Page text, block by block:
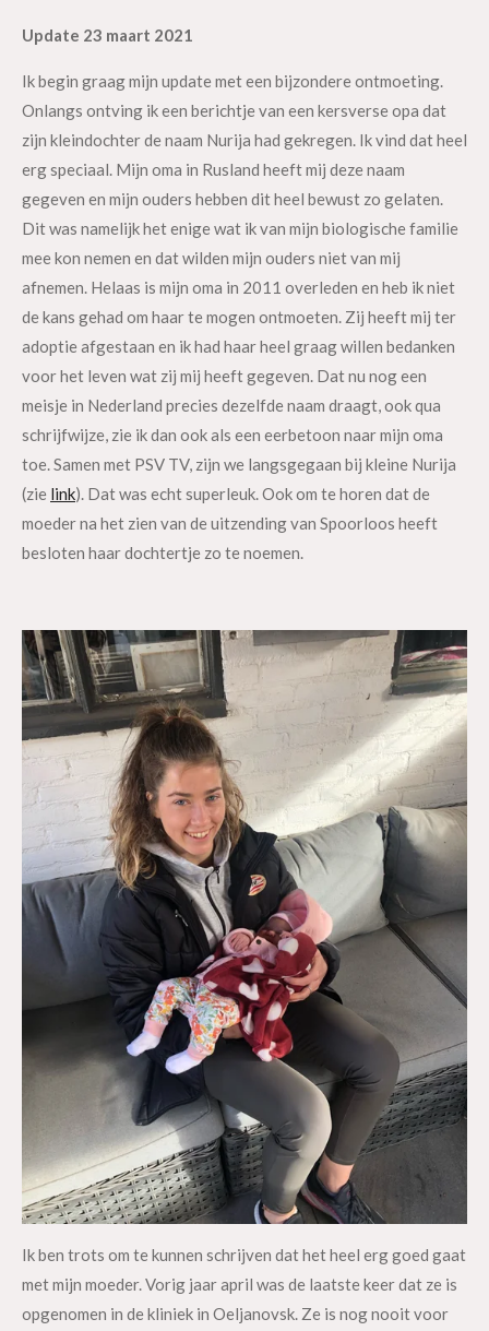
Update 23 maart 2021
Ik begin graag mijn update met een bijzondere ontmoeting.
Onlangs ontving ik een berichtje van een kersverse opa dat
zijn kleindochter de naam Nurija had gekregen. Ik vind dat heel
erg speciaal. Mijn oma in Rusland heeft mij deze naam
gegeven en mijn ouders hebben dit heel bewust zo gelaten.
Dit was namelijk het enige wat ik van mijn biologische familie
mee kon nemen en dat wilden mijn ouders niet van mij
afnemen. Helaas is mijn oma in 2011 overleden en heb ik niet
de kans gehad om haar te mogen ontmoeten. Zij heeft mij ter
adoptie afgestaan en ik had haar heel graag willen bedanken
voor het leven wat zij mij heeft gegeven. Dat nu nog een
meisje in Nederland precies dezelfde naam draagt, ook qua
schrijfwijze, zie ik dan ook als een eerbetoon naar mijn oma
toe. Samen met PSV TV, zijn we langsgegaan bij kleine Nurija
(zie link). Dat was echt superleuk. Ook om te horen dat de
moeder na het zien van de uitzending van Spoorloos heeft
besloten haar dochtertje zo te noemen.
Ik ben trots om te kunnen schrijven dat het heel erg goed gaat
met mijn moeder. Vorig jaar april was de laatste keer dat ze is
opgenomen in de kliniek in Oeljanovsk. Ze is nog nooit voor